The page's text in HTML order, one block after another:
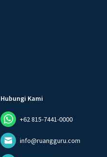
Hubungi Kami
+62 815-7441-0000
info@ruangguru.com